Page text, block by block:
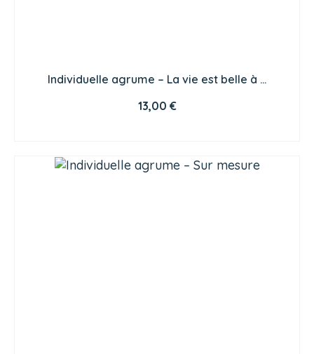
Individuelle agrume – La vie est belle à …
13,00 €